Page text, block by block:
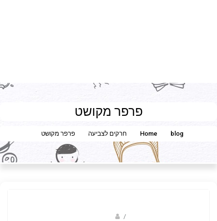
פרפר מקושט
Home blog חרקים לצביעה פרפר מקושט
/